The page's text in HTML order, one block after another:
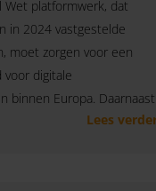
platformwerk, dat
in 2024 vastgestelde
moet zorgen voor een
voor digitale
binnen Europa. Daarnaast
via een platform werken
Lees